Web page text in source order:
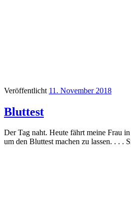
Veröffentlicht 11. November 2018
Bluttest
Der Tag naht. Heute fährt meine Frau
um den Bluttest machen zu lassen. . .